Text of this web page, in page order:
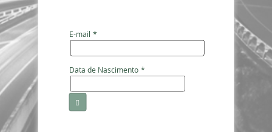
E-mail *
Data de Nascimento *